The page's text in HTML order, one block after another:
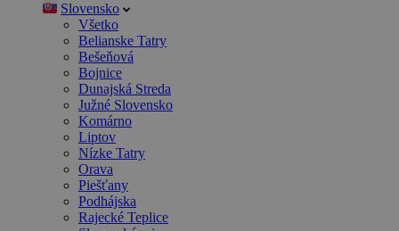
Slovensko
Všetko
Belianske Tatry
Bešeňová
Bojnice
Dunajská Streda
Južné Slovensko
Komárno
Liptov
Nízke Tatry
Orava
Piešťany
Podhájska
Rajecké Teplice